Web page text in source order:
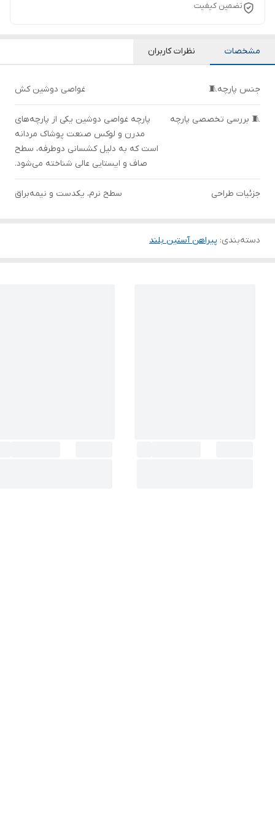
تضمین کیفیت
مشخصات نظرات کاربران
جنس پارچه🧵 غواصی دوشین کش
🧵 بررسی تخصصی پارچه
پارچه غواصی دوشین یکی از پارچه‌های
مدرن و لوکس صنعت پوشاک مردانه
است که به دلیل کشسانی دوطرفه، سطح
صاف و ایستایی عالی شناخته می‌شود.
جزئیات طراحی سطح نرم، یکدست و نیمه‌براق
دسته‌بندی: پیراهن آستین بلند